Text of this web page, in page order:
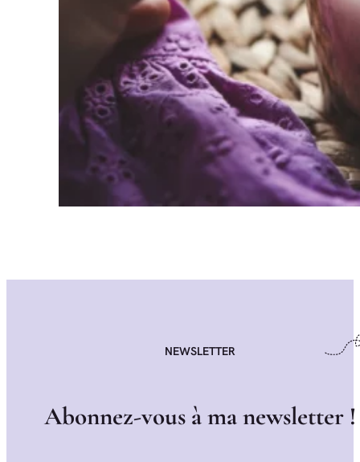
NEWSLETTER
Abonnez-vous àmanewsletter !